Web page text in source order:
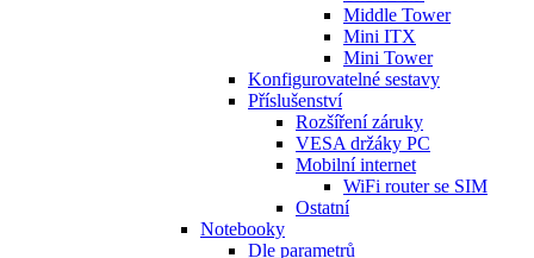
Middle Tower
Mini ITX
Mini Tower
Konfigurovatelné sestavy
Příslušenství
Rozšíření záruky
VESA držáky PC
Mobilní internet
WiFi router se SIM
Ostatní
Notebooky
Dle parametrů